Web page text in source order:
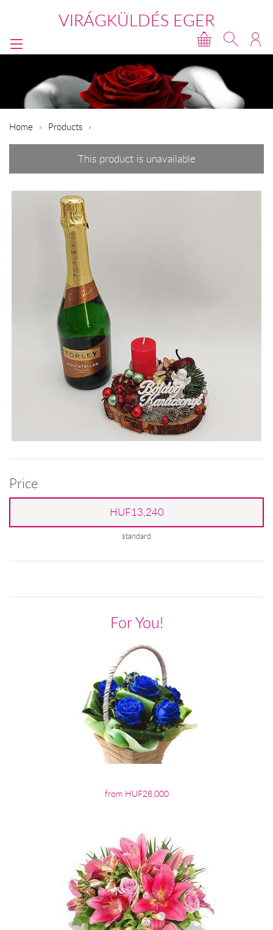
VIRÁGKÜLDÉS EGER
Home Products
This product is unavailable
Price
HUF13,240
standard
For You!
from HUF28,000